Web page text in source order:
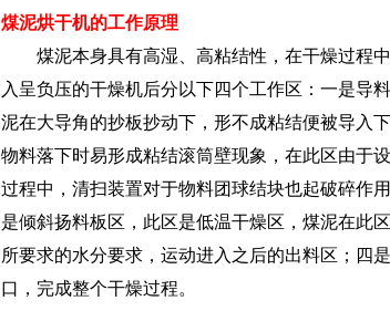
煤泥烘干机的工作原理
煤泥本身具有高湿、高粘结性，在干燥过程中
入呈负压的干燥机后分以下四个工作区：一是导
泥在大导角的抄板抄动下，形不成粘结便被导入
物料落下时易形成粘结滚筒壁现象，在此区由于
过程中，清扫装置对于物料团球结块也起破碎作
是倾斜扬料板区，此区是低温干燥区，煤泥在此
所要求的水分要求，运动进入之后的出料区；四
口，完成整个干燥过程。